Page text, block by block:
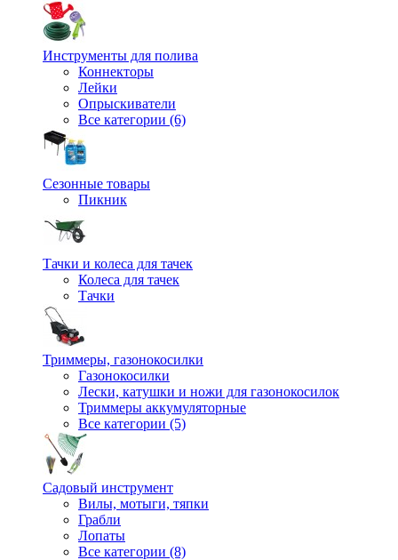
Инструменты для полива
Коннекторы
Лейки
Опрыскиватели
Все категории (6)
Сезонные товары
Пикник
Тачки и колеса для тачек
Колеса для тачек
Тачки
Триммеры, газонокосилки
Газонокосилки
Лески, катушки и ножи для газонокосилок
Триммеры аккумуляторные
Все категории (5)
Садовый инструмент
Вилы, мотыги, тяпки
Грабли
Лопаты
Все категории (8)